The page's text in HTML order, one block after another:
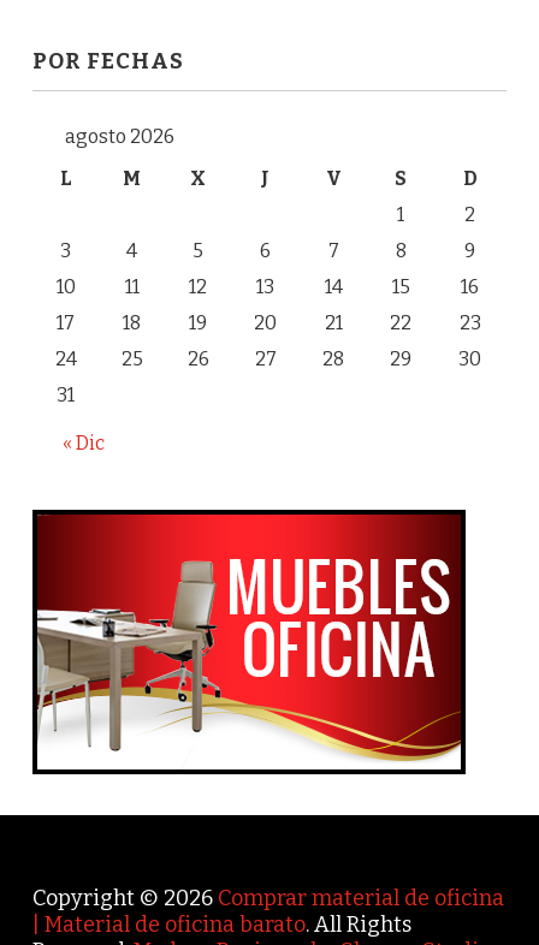
POR FECHAS
agosto 2026
L
M X J V S D
« Dic
1
2
3
4 5 6 7 8
9
10
11 12 13 14 15
16
17
18 19 20 21 22
23
24
25 26 27 28 29
30
31
Copyright © 2026 Comprar material de oficina
| Material de oficina barato. All Rights